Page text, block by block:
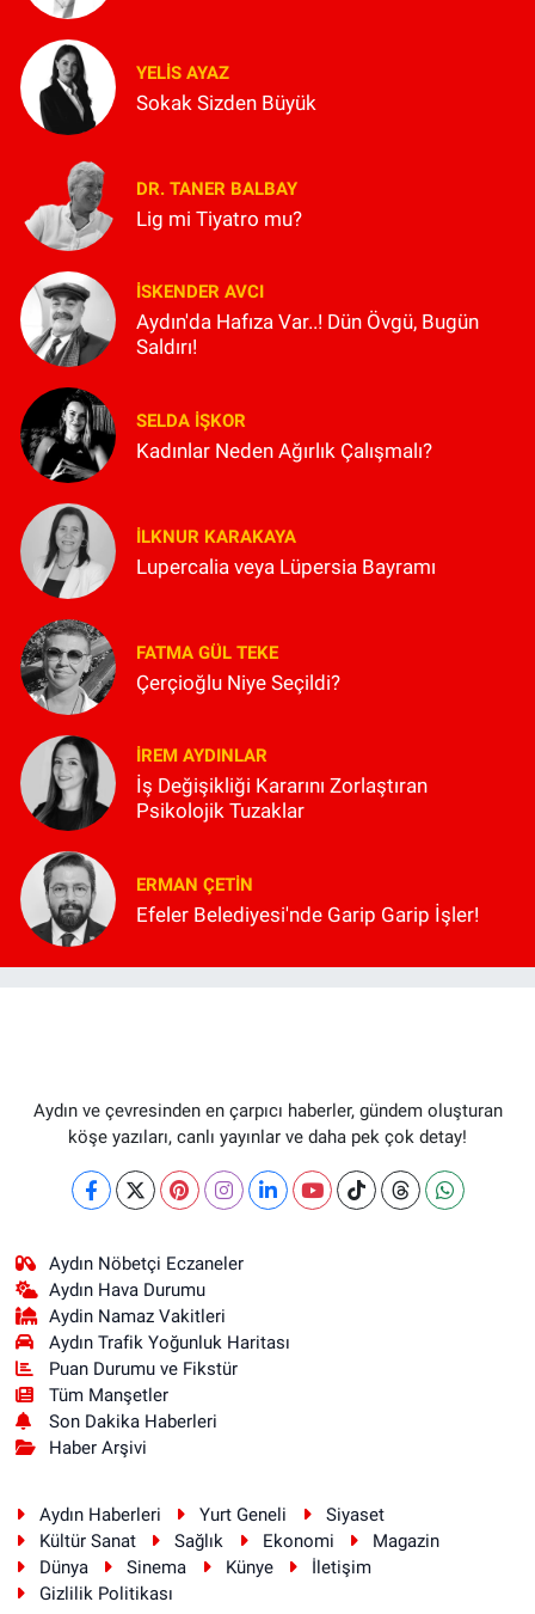
YELIS AYAZ
Sokak Sizden Büyük
DR. TANER BALBAY
Lig mi Tiyatro mu?
İSKENDER AVCI
Aydın'da Hafıza Var..! Dün Övgü, Bugün
Saldırı!
SELDA İŞKOR
Kadınlar Neden Ağırlık Çalışmalı?
İLKNUR KARAKAYA
Lupercalia veya Lüpersia Bayramı
FATMA GÜL TEKE
Çerçioğlu Niye Seçildi?
İREM AYDINLAR
İş Değişikliği Kararını Zorlaştıran
Psikolojik Tuzaklar
ERMAN ÇETIN
Efeler Belediyesi'nde Garip Garip İşler!
Aydın ve çevresinden en çarpıcı haberler, gündem oluşturan
köşe yazıları, canlı yayınlar ve daha pek çok detay!
Aydın Nöbetçi Eczaneler
Aydın Hava Durumu
Aydin Namaz Vakitleri
Aydın Trafik Yoğunluk Haritası
Puan Durumu ve Fikstür
Tüm Manşetler
Son Dakika Haberleri
Haber Arşivi
Aydın Haberleri Yurt Geneli
Siyaset
Kültür Sanat
Sağlık Ekonomi
Magazin
Dünya
Sinema Künye
İletişim
Gizlilik Politikası